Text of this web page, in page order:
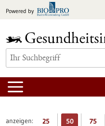
Inhalt
Powered by
anzeigen: 25 50 75